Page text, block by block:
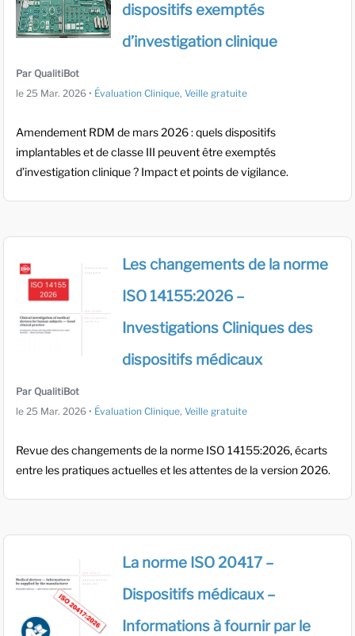
dispositifs exemptés
d’investigation clinique
Par QualitiBot
le 25 Mar. 2026 • Évaluation Clinique, Veille gratuite
Amendement RDM de mars 2026 : quels dispositifs
implantables et de classe III peuvent être exemptés
d’investigation clinique ? Impact et points de vigilance.
Les changements de la norme
ISO 14155:2026 –
Investigations Cliniques des
dispositifs médicaux
Par QualitiBot
le 25 Mar. 2026 • Évaluation Clinique, Veille gratuite
Revue des changements de la norme ISO 14155:2026, écarts
entre les pratiques actuelles et les attentes de la version 2026.
La norme ISO 20417 –
Dispositifs médicaux –
Informations à fournir par le